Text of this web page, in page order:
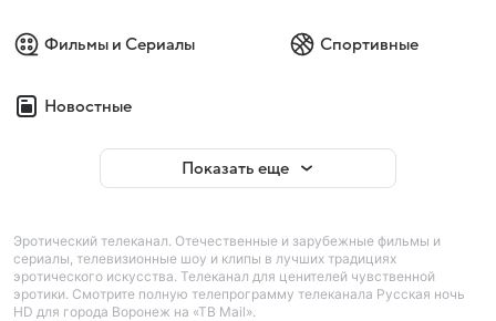
Фильмы и Сериалы Спортивные
Новостные
Показать еще
Эротический телеканал. Отечественные и зарубежные фильмы и
сериалы, телевизионные шоу и клипы в лучших традициях
эротического искусства. Телеканал для ценителей чувственной
эротики. Смотрите полную телепрограмму телеканала Русская ночь
HD для города Воронеж на «ТВ Mail».